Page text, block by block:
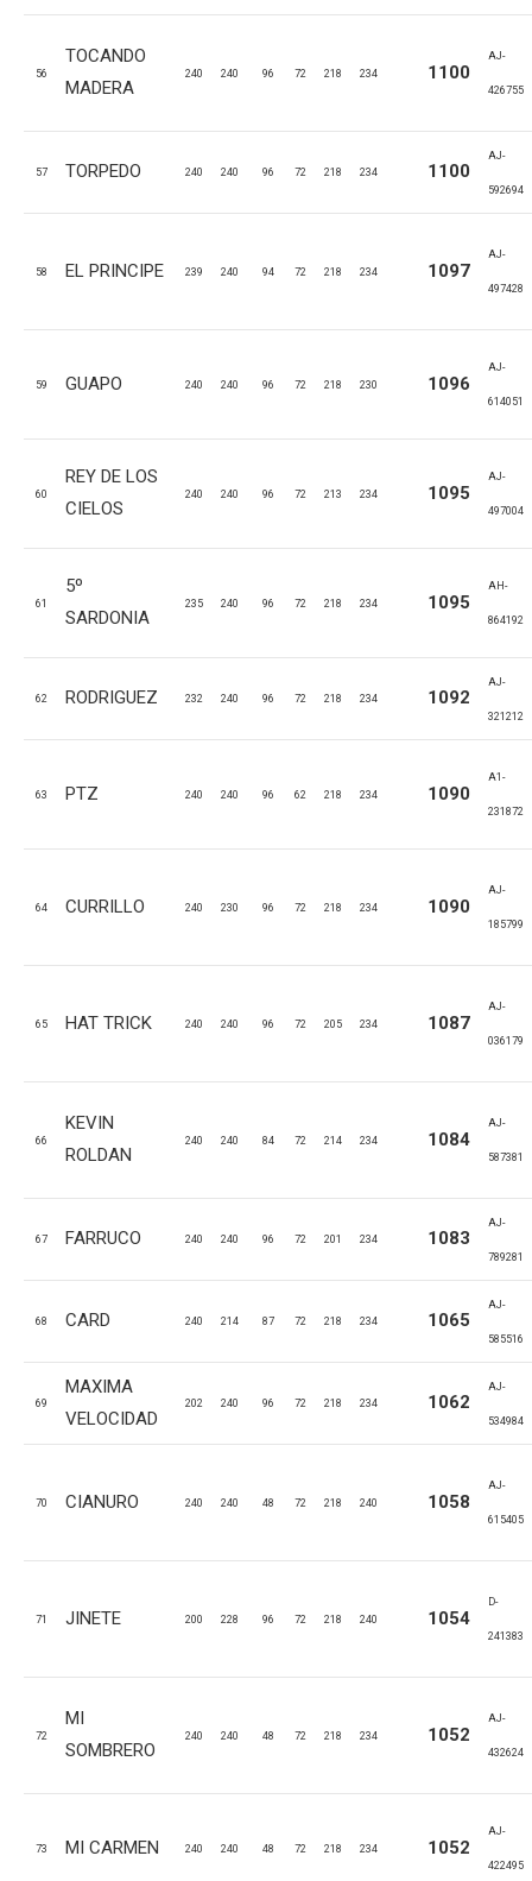
56
TOCANDO
MADERA
240 240 96 72 218 234 1100
AJ-
426755
57 TORPEDO 240 240 96 72 218 234 1100
AJ-
592694
58 EL PRINCIPE 239 240 94 72 218 234 1097
AJ-
497428
59 GUAPO 240 240 96 72 218 230 1096
AJ-
614051
60
REY DE LOS
CIELOS
240 240 96 72 213 234 1095
AJ-
497004
61
5º
SARDONIA
235 240 96 72 218 234 1095
AH-
864192
62 RODRIGUEZ 232 240 96 72 218 234 1092
AJ-
321212
63 PTZ 240 240 96 62 218 234 1090
A1-
231872
64 CURRILLO 240 230 96 72 218 234 1090
AJ-
185799
65 HAT TRICK 240 240 96 72 205 234 1087
AJ-
036179
66
KEVIN
ROLDAN
240 240 84 72 214 234 1084
AJ-
587381
67 FARRUCO 240 240 96 72 201 234 1083
AJ-
789281
68 CARD 240 214 87 72 218 234 1065
AJ-
585516
69
MAXIMA
VELOCIDAD
202 240 96 72 218 234 1062
AJ-
534984
70 CIANURO 240 240 48 72 218 240 1058
AJ-
615405
71 JINETE 200 228 96 72 218 240 1054
D-
241383
72
MI
SOMBRERO
240 240 48 72 218 234 1052
AJ-
432624
73 MI CARMEN 240 240 48 72 218 234 1052
AJ-
422495